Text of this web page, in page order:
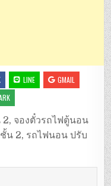
LINE
GMAIL
2, จองตั๋วรถไฟตู้นอน
น 2, รถไฟนอน ปรับ